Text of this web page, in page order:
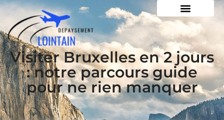
Visiter Bruxelles en 2 jours
: notre parcours guide
pour ne rien manquer